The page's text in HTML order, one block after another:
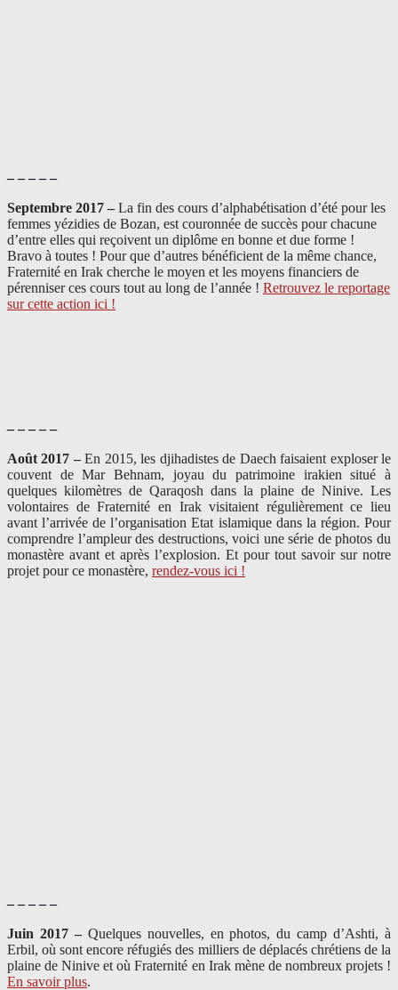
– – – – –
Septembre 2017 – La fin des cours d’alphabétisation d’été pour les
femmes yézidies de Bozan, est couronnée de succès pour chacune
d’entre elles qui reçoivent un diplôme en bonne et due forme !
Bravo à toutes ! Pour que d’autres bénéficient de la même chance,
Fraternité en Irak cherche le moyen et les moyens financiers de
pérenniser ces cours tout au long de l’année ! Retrouvez le reportage
sur cette action ici !
– – – – –
Août 2017 –En 2015, les djihadistes de Daech faisaient exploser le
couvent de Mar Behnam, joyau du patrimoine irakien situé à
quelques kilomètres de Qaraqosh dans la plaine de Ninive. Les
volontaires de Fraternité en Irak visitaient régulièrement ce lieu
avant l’arrivée de l’organisation Etat islamique dans la région. Pour
comprendre l’ampleur des destructions, voici une série de photos du
monastère avant et après l’explosion. Et pour tout savoir sur notre
projet pour ce monastère, rendez-vous ici !
– – – – –
Juin 2017 – Quelques nouvelles, en photos, du camp d’Ashti, à
Erbil, où sont encore réfugiés des milliers de déplacés chrétiens de la
plaine de Ninive et où Fraternité en Irak mène de nombreux projets !
En savoir plus.